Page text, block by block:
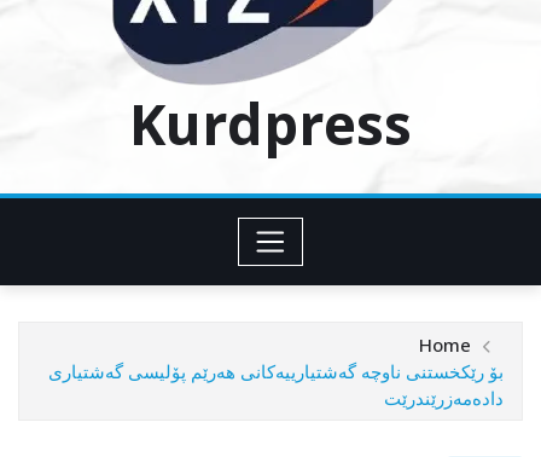
Kurdpress
Home
بۆ رێکخستنی ناوچە گەشتیارییەکانی هەرێم پۆلیسی گەشتیاری
دادەمەزرێندرێت